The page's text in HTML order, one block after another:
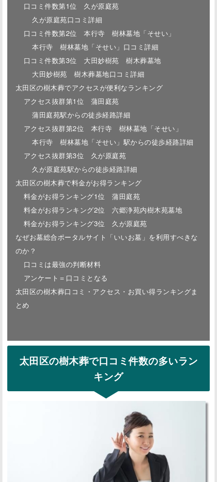
口コミ件数第1位 久が原庭苑
久が原庭苑口コミ詳細
口コミ件数第2位 本行寺 樹林墓地「そせい」
本行寺 樹林墓地「そせい」口コミ詳細
口コミ件数第3位 大田妙樹苑 樹木葬墓地
大田妙樹苑 樹木葬墓地口コミ詳細
太田区の樹木葬でアクセスが便利なランキング
アクセス抜群第1位 蒲田庭苑
蒲田庭苑駅からの徒歩経路詳細
アクセス抜群第2位 本行寺 樹林墓地「そせい」
本行寺 樹林墓地「そせい」駅からの徒歩経路詳細
アクセス抜群第3位 久が原庭苑
久が原庭苑駅からの徒歩経路詳細
太田区の樹木葬で料金がお得ランキング
料金がお得ランキング1位 蒲田庭苑
料金がお得ランキング2位 六郷浄苑内樹木苑墓地
料金がお得ランキング3位 久が原庭苑
なぜお墓総合ポータルサイト「いいお墓」を利用すべきな
のか？
口コミは最強の判断材料
アンケート＝口コミとなる
太田区の樹木葬口コミ・アクセス・お買い得ランキングま
とめ
太田区の樹木葬で口コミ件数の多いラン
キング